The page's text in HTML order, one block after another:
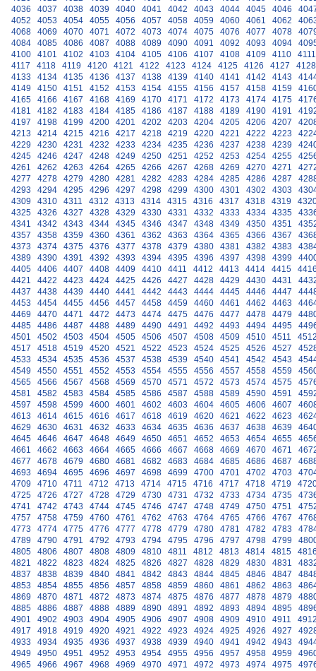
4036
4037 4038 4039 4040 4041 4042 4043 4044 4045 4046
4052
4053 4054 4055 4056 4057 4058 4059 4060 4061 4062
4068
4069 4070 4071 4072 4073 4074 4075 4076 4077 4078
4084
4085 4086 4087 4088 4089 4090 4091 4092 4093 4094
4100
4101 4102 4103 4104 4105 4106 4107 4108 4109 4110
4111
4117
4118 4119 4120 4121 4122 4123 4124 4125 4126 4127
4128
4133
4134 4135 4136 4137 4138 4139 4140 4141 4142 4143
4149
4150 4151 4152 4153 4154 4155 4156 4157 4158 4159
4165
4166 4167 4168 4169 4170 4171 4172 4173 4174 4175
4181
4182 4183 4184 4185 4186 4187 4188 4189 4190 4191
4197
4198 4199 4200 4201 4202 4203 4204 4205 4206 4207
4213
4214 4215 4216 4217 4218 4219 4220 4221 4222 4223
4229
4230 4231 4232 4233 4234 4235 4236 4237 4238 4239
4245
4246 4247 4248 4249 4250 4251 4252 4253 4254 4255
4261
4262 4263 4264 4265 4266 4267 4268 4269 4270 4271
4277
4278 4279 4280 4281 4282 4283 4284 4285 4286 4287
4293
4294 4295 4296 4297 4298 4299 4300 4301 4302 4303
4309
4310 4311 4312 4313 4314 4315 4316 4317 4318 4319
4325
4326 4327 4328 4329 4330 4331 4332 4333 4334 4335
4341
4342 4343 4344 4345 4346 4347 4348 4349 4350 4351
4357
4358 4359 4360 4361 4362 4363 4364 4365 4366 4367
4373
4374 4375 4376 4377 4378 4379 4380 4381 4382 4383
4389
4390 4391 4392 4393 4394 4395 4396 4397 4398 4399
4405
4406 4407 4408 4409 4410 4411 4412 4413 4414 4415
4421
4422 4423 4424 4425 4426 4427 4428 4429 4430 4431
4437
4438 4439 4440 4441 4442 4443 4444 4445 4446 4447
4453
4454 4455 4456 4457 4458 4459 4460 4461 4462 4463
4469
4470 4471 4472 4473 4474 4475 4476 4477 4478 4479
4485
4486 4487 4488 4489 4490 4491 4492 4493 4494 4495
4501
4502 4503 4504 4505 4506 4507 4508 4509 4510 4511
4517
4518 4519 4520 4521 4522 4523 4524 4525 4526 4527
4533
4534 4535 4536 4537 4538 4539 4540 4541 4542 4543
4549
4550 4551 4552 4553 4554 4555 4556 4557 4558 4559
4565
4566 4567 4568 4569 4570 4571 4572 4573 4574 4575
4581
4582 4583 4584 4585 4586 4587 4588 4589 4590 4591
4597
4598 4599 4600 4601 4602 4603 4604 4605 4606 4607
4613
4614 4615 4616 4617 4618 4619 4620 4621 4622 4623
4629
4630 4631 4632 4633 4634 4635 4636 4637 4638 4639
4645
4646 4647 4648 4649 4650 4651 4652 4653 4654 4655
4661
4662 4663 4664 4665 4666 4667 4668 4669 4670 4671
4677
4678 4679 4680 4681 4682 4683 4684 4685 4686 4687
4693
4694 4695 4696 4697 4698 4699 4700 4701 4702 4703
4709
4710 4711 4712 4713 4714 4715 4716 4717 4718 4719
4725
4726 4727 4728 4729 4730 4731 4732 4733 4734 4735
4741
4742 4743 4744 4745 4746 4747 4748 4749 4750 4751
4757
4758 4759 4760 4761 4762 4763 4764 4765 4766 4767
4773
4774 4775 4776 4777 4778 4779 4780 4781 4782 4783
4789
4790 4791 4792 4793 4794 4795 4796 4797 4798 4799
4805
4806 4807 4808 4809 4810 4811 4812 4813 4814 4815
4821
4822 4823 4824 4825 4826 4827 4828 4829 4830 4831
4837
4838 4839 4840 4841 4842 4843 4844 4845 4846 4847
4853
4854 4855 4856 4857 4858 4859 4860 4861 4862 4863
4869
4870 4871 4872 4873 4874 4875 4876 4877 4878 4879
4885
4886 4887 4888 4889 4890 4891 4892 4893 4894 4895
4901
4902 4903 4904 4905 4906 4907 4908 4909 4910 4911
4917
4918 4919 4920 4921 4922 4923 4924 4925 4926 4927
4933
4934 4935 4936 4937 4938 4939 4940 4941 4942 4943
4949
4950 4951 4952 4953 4954 4955 4956 4957 4958 4959
4965
4966 4967 4968 4969 4970 4971 4972 4973 4974 4975